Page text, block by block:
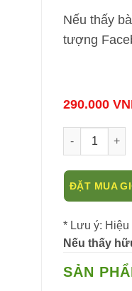
Nếu thấy
tượng
290.000
Cây địa liền
ĐẶT MUA
* Lưu ý:
Nếu thấy
SẢN